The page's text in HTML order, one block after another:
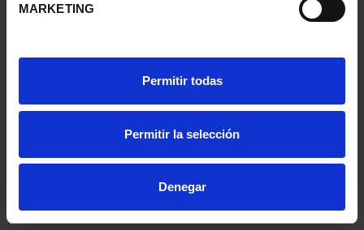
MARKETING
Permitir todas
Permitir la selección
Denegar